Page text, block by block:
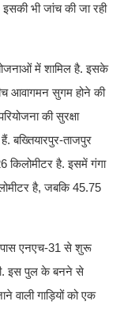
इसकी भी जांच की जा रही
में शामिल है. इसके
आवागमन सुगम होने की
की सुरक्षा
बख्तियारपुर-ताजपुर
है. इसमें गंगा
है, जबकि 45.75
पास एनएच-31 से शुरू
इस पुल के बनने से
गाड़ियों को एक